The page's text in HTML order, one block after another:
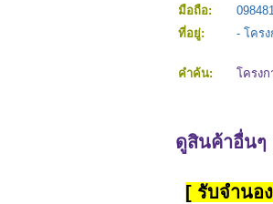
มือถือ:
ที่อยู่:
- โคร
คำค้น: โครงก
ดูสินค้าอื่นๆ
[ รับจำนอ